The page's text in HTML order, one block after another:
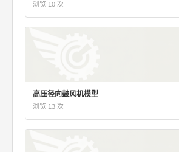
浏览 10 次
高压径向鼓风机模型
浏览 13 次